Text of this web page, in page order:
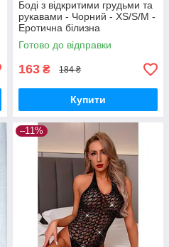
Боді з відкритими грудьми та
рукавами - Чорний - XS/S/M -
Еротична білизна
Готово до відправки
163 ₴ 184 ₴
Купити
–11%